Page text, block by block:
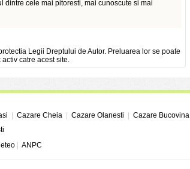
dintre cele mai pitoresti, mai cunoscute si mai
Legii Dreptului de Autor. Preluarea lor se poate
catre acest site.
Cazare Cheia Cazare Olanesti Cazare Bucovina
ANPC